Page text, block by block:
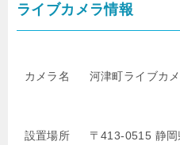
ライブカメラ情報
カメラ名 河津町ライブカ
設置場所
〒413-0515 静